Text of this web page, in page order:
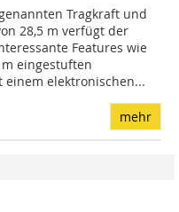
Tragkraft und
28,5 m verfügt der
Features wie
m eingestuften
einem elektronischen...
mehr